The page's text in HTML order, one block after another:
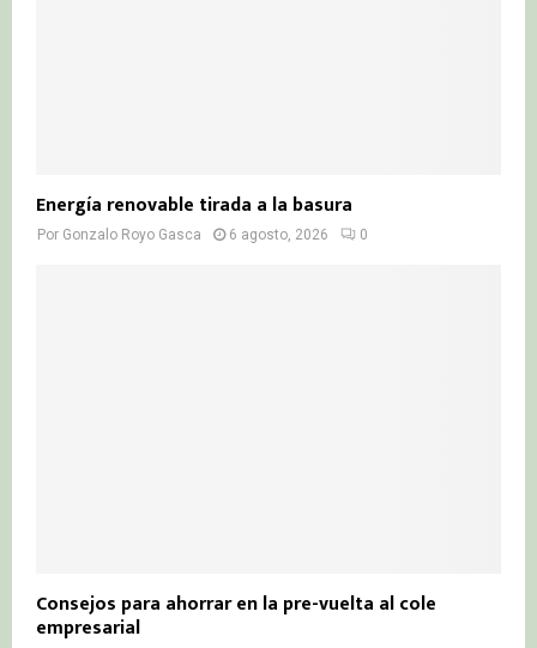
Energía renovable tirada a la basura
Por Gonzalo Royo Gasca 6 agosto, 2026 0
Consejos para ahorrar en la pre-vuelta al cole
empresarial